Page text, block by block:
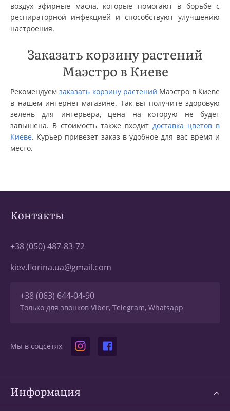
воздух эфирные масла, которые помогают в борьбе с
респираторной инфекцией и способствуют улучшению
настроения.
Заказать корзину растений
Маэстро в Киеве
Рекомендуемзаказать корзину растений Маэстро в Киеве
в нашем интернет-магазине. Так вы получите здоровую
зелень для интерьера, цена на которую не будет
завышена. В стоимость также входит доставка цветов в
Киеве. Курьер привезет заказ в удобное для вас время и
место.
Контакты
+38 (050) 487-83-72
kiev.florina.ua@gmail.com
+38 (063) 644-04-90
Только для звонков Viber, Telegram, Whatsapp
Мы в соцсетях
Информация